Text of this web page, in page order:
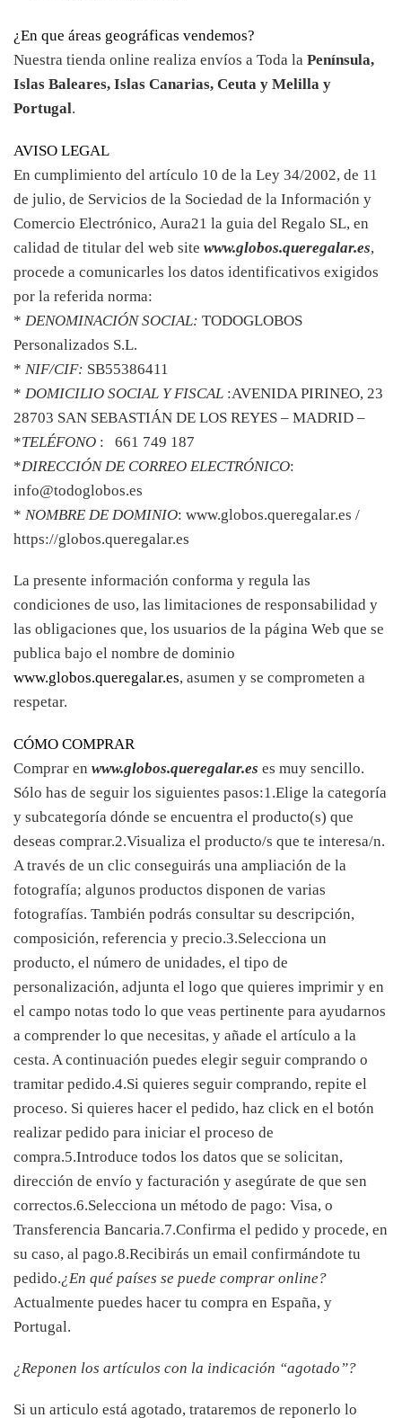
¿En que áreas geográficas vendemos?
Nuestra tienda online realiza envíos a Toda la Península,
Islas Baleares, Islas Canarias, Ceuta y Melilla y
Portugal.
AVISO LEGAL
En cumplimiento del artículo 10 de la Ley 34/2002, de 11
de julio, de Servicios de la Sociedad de la Información y
Comercio Electrónico, Aura21 la guia del Regalo SL, en
calidad de titular del web site www.globos.queregalar.es,
procede a comunicarles los datos identificativos exigidos
por la referida norma:
* DENOMINACIÓN SOCIAL: TODOGLOBOS
Personalizados S.L.
* NIF/CIF: SB55386411
* DOMICILIO SOCIAL Y FISCAL :AVENIDA PIRINEO, 23
28703 SAN SEBASTIÁN DE LOS REYES – MADRID –
*TELÉFONO : 661 749 187
*DIRECCIÓN DE CORREO ELECTRÓNICO:
info@todoglobos.es
* NOMBRE DE DOMINIO: www.globos.queregalar.es /
https://globos.queregalar.es
La presente información conforma y regula las
condiciones de uso, las limitaciones de responsabilidad y
las obligaciones que, los usuarios de la página Web que se
publica bajo el nombre de dominio
www.globos.queregalar.es, asumen y se comprometen a
respetar.
CÓMO COMPRAR
Comprar en www.globos.queregalar.es es muy sencillo.
Sólo has de seguir los siguientes pasos:1.Elige la categoría
y subcategoría dónde se encuentra el producto(s) que
deseas comprar.2.Visualiza el producto/s que te interesa/n.
A través de un clic conseguirás una ampliación de la
fotografía; algunos productos disponen de varias
fotografías. También podrás consultar su descripción,
composición, referencia y precio.3.Selecciona un
producto, el número de unidades, el tipo de
personalización, adjunta el logo que quieres imprimir y en
el campo notas todo lo que veas pertinente para ayudarnos
a comprender lo que necesitas, y añade el artículo a la
cesta. A continuación puedes elegir seguir comprando o
tramitar pedido.4.Si quieres seguir comprando, repite el
proceso. Si quieres hacer el pedido, haz click en el botón
realizar pedido para iniciar el proceso de
compra.5.Introduce todos los datos que se solicitan,
dirección de envío y facturación y asegúrate de que sen
correctos.6.Selecciona un método de pago: Visa, o
Transferencia Bancaria.7.Confirma el pedido y procede, en
su caso, al pago.8.Recibirás un email confirmándote tu
pedido.¿En qué países se puede comprar online?
Actualmente puedes hacer tu compra en España, y
Portugal.
¿Reponen los artículos con la indicación “agotado”?
Si un articulo está agotado, trataremos de reponerlo lo